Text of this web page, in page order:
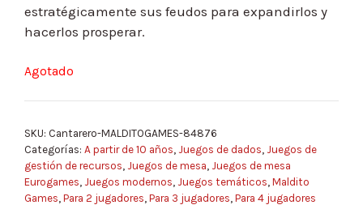
estratégicamente sus feudos para expandirlos y
hacerlos prosperar.
Agotado
SKU: Cantarero-MALDITOGAMES-84876
Categorías: A partir de 10 años Juegos de dados Juegos de
gestión de recursos Juegos de mesa Juegos de mesa
Eurogames Juegos modernos Juegos temáticos Maldito
Games Para 2 jugadores Para 3 jugadores Para 4 jugadores